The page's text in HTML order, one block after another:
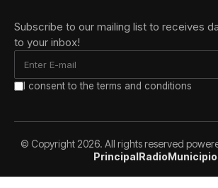
Subscribe to our mailing list to receives
to your inbox!
I consent to the terms and conditions
© Copyright 2026. All rights reserved
PrincipalRadio